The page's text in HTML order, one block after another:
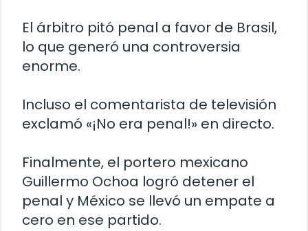
El árbitro pitó penal a favor de Brasil,
lo que generó una controversia
enorme.
Incluso el comentarista de televisión
exclamó «¡No era penal!» en directo.
Finalmente, el portero mexicano
Guillermo Ochoa logró detener el
penal y México se llevó un empate a
cero en ese partido.